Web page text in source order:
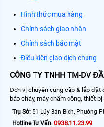
Hình thức mua hàng
Chính sách giao nhận
Chính sách bảo mật
Điều kiện giao dịch chung
CÔNG TY TNHH TM-DV
Đơn vị chuyên cung cấp & lắp đặt
báo cháy, máy chấm công, thiết bị
Trụ Sở: 51 Lũy Bán Bích, Phường
Hotline Tư Vấn: 0938.11.23.99